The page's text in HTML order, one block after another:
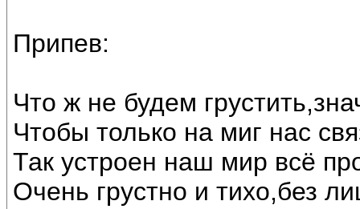
Припев:
Что ж не будем
Чтобы только на миг нас
Так устроен наш мир всё
Очень грустно и тихо,без